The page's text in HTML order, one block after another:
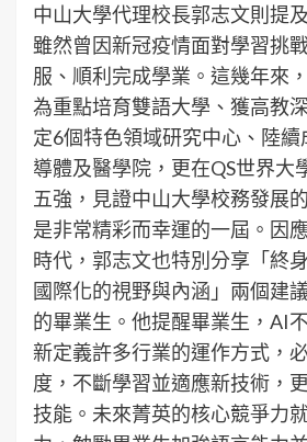
中山大學代理校長郭志文則提
雖然曾因新冠疫情面對學習挑
服、順利完成學業。這幾年來
為重點培育雙語大學、獲高教
定6個特色領域研究中心、陸
導體及醫學院，更在QS世界大
五強，見證中山大學校務發展
是非常精彩而幸運的一屆。因
時代，郭志文也特別分享「終
國際化的視野與內涵」兩個建
的畢業生。他提醒畢業生，AI
新定義許多行業的運作方式，
度，不斷學習並適應新技術，
技能。未來菁英的核心競爭力